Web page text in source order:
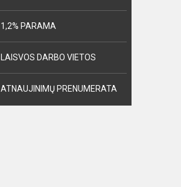
1,2% PARAMA
LAISVOS DARBO VIETOS
ATNAUJINIMŲ PRENUMERATA